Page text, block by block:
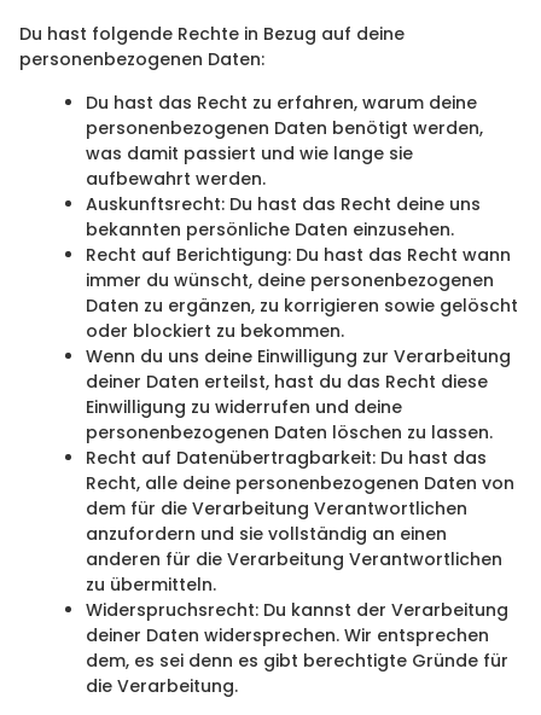
Du hast folgende Rechte in Bezug auf deine
personenbezogenen Daten:
Du hast das Recht zu erfahren, warum deine
personenbezogenen Daten benötigt werden,
was damit passiert und wie lange sie
aufbewahrt werden.
Auskunftsrecht: Du hast das Recht deine uns
bekannten persönliche Daten einzusehen.
Recht auf Berichtigung: Du hast das Recht wann
immer du wünscht, deine personenbezogenen
Daten zu ergänzen, zu korrigieren sowie gelöscht
oder blockiert zu bekommen.
Wenn du uns deine Einwilligung zur Verarbeitung
deiner Daten erteilst, hast du das Recht diese
Einwilligung zu widerrufen und deine
personenbezogenen Daten löschen zu lassen.
Recht auf Datenübertragbarkeit: Du hast das
Recht, alle deine personenbezogenen Daten von
dem für die Verarbeitung Verantwortlichen
anzufordern und sie vollständig an einen
anderen für die Verarbeitung Verantwortlichen
zu übermitteln.
Widerspruchsrecht: Du kannst der Verarbeitung
deiner Daten widersprechen. Wir entsprechen
dem, es sei denn es gibt berechtigte Gründe für
die Verarbeitung.